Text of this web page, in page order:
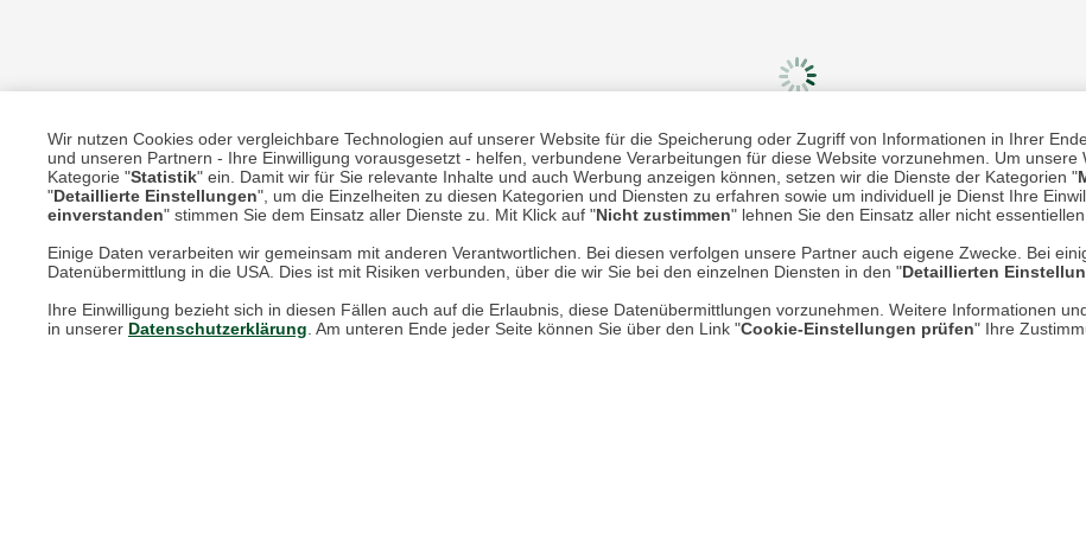
Wir nutzen Cookies oder vergleichbare Technologien auf unserer Website für die Speicherung oder Zugriff von Informationen in Ihrer
und unseren Partnern - Ihre Einwilligung vorausgesetzt - helfen, verbundene Verarbeitungen für diese Website vorzunehmen. Um
Kategorie "Statistik" ein. Damit wir für Sie relevante Inhalte und auch Werbung anzeigen können, setzen wir die Dienste der Kategorien "
"Detaillierte Einstellungen", um die Einzelheiten zu diesen Kategorien und Diensten zu erfahren sowie um individuell je Dienst Ihre
einverstanden" stimmen Sie dem Einsatz aller Dienste zu. Mit Klick auf "Nicht zustimmen" lehnen Sie den Einsatz aller nicht
Einige Daten verarbeiten wir gemeinsam mit anderen Verantwortlichen. Bei diesen verfolgen unsere Partner auch eigene Zwecke. Bei
Datenübermittlung in die USA. Dies ist mit Risiken verbunden, über die wir Sie bei den einzelnen Diensten in den "Detaillierten
Ihre Einwilligung bezieht sich in diesen Fällen auch auf die Erlaubnis, diese Datenübermittlungen vorzunehmen. Weitere Informationen
in unserer Datenschutzerklärung. Am unteren Ende jeder Seite können Sie über den Link "Cookie-Einstellungen prüfen" Ihre
Unsere Services für Sie
Online Magazin
Newsletter-Archiv
Mehr erfahren
Über uns
AGB